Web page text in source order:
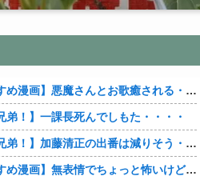
【おすすめ漫画】悪魔さんとお歌癒される・・・・
弟！】一課長死んでしもた・・・・
【豊臣兄弟！】加藤清正の出番は減りそう・・・・
【おすすめ漫画】無表情でちょっと怖いけどかわいい・・・・